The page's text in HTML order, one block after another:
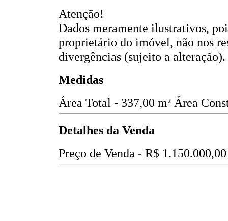
Atenção!
Dados meramente ilustrativos,
proprietário do imóvel, não nos
divergências (sujeito a alteração).
Medidas
Área Total - 337,00 m² Área
Detalhes da Venda
Preço de Venda - R$ 1.150.000,00